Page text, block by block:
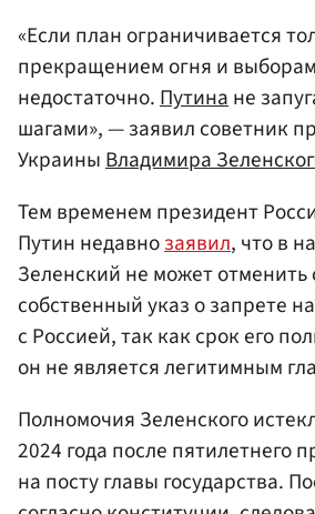
«Если план ограничивается
прекращением огня и
недостаточно. Путина не
шагами», — заявил советник
Украины Владимира
Тем временем президент
Путин недавнозаявил, что в
Зеленский не может отменить
собственный указ о запрете
с Россией, так как срок его
он не является легитимным
Полномочия Зеленского
2024 года после пятилетнего
на посту главы государства.